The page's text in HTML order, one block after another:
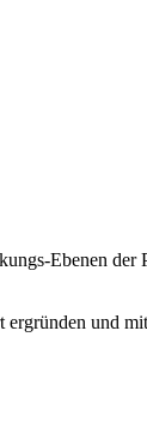
Ebenen der
und